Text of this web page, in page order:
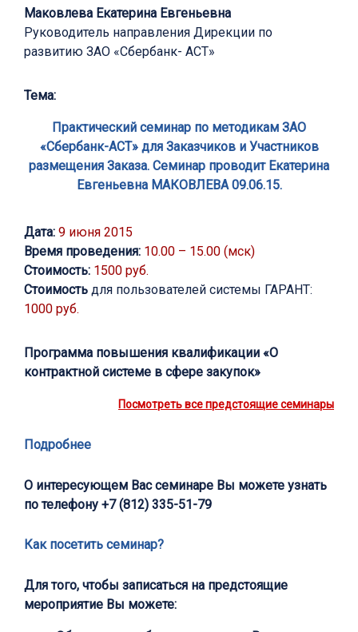
Маковлева Екатерина Евгеньевна
Руководитель направления Дирекции по
развитию ЗАО «Сбербанк- АСТ»
Тема:
Практический семинар по методикам ЗАО
«Сбербанк-АСТ» для Заказчиков и Участников
размещения Заказа. Семинар проводит Екатерина
Евгеньевна МАКОВЛЕВА 09.06.15.
Дата: 9 июня 2015
Время проведения: 10.00 – 15.00 (мск)
Стоимость: 1500 руб.
Стоимость для пользователей системы ГАРАНТ:
1000 руб.
Программа повышения квалификации «О
контрактной системе в сфере закупок»
Посмотреть все предстоящие семинары
Подробнее
О интересующем Вас семинаре Вы можете узнать
по телефону +7 (812) 335-51-79
Как посетить семинар?
Для того, чтобы записаться на предстоящие
мероприятие Вы можете: